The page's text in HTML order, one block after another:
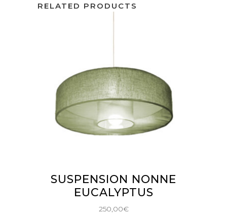
RELATED PRODUCTS
AJOUTER AU PANIER
SUSPENSION NONNE
EUCALYPTUS
250,00€